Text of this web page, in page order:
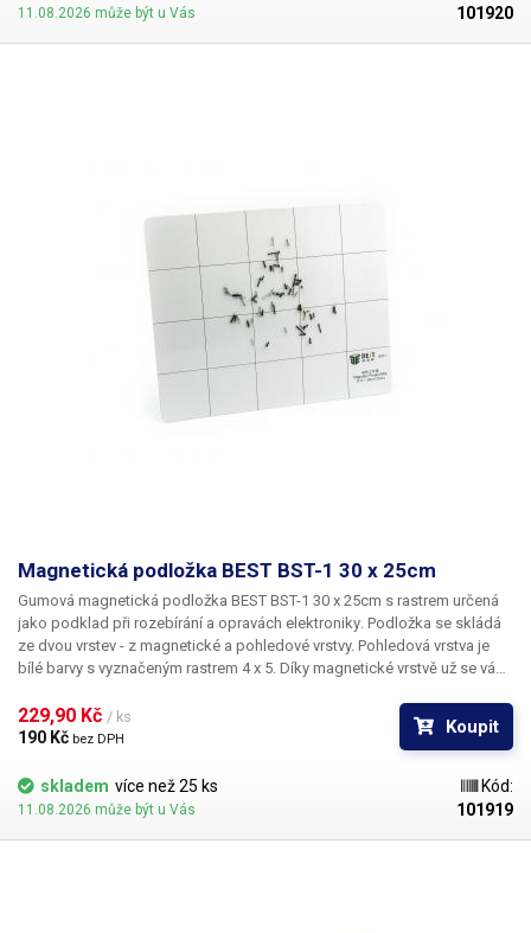
11.08.2026 může být u Vás
101920
Magnetická podložka BEST BST-1 30 x 25cm
Gumová magnetická podložka BEST BST-1 30 x 25cm s rastrem určená
jako podklad při rozebírání a opravách elektroniky. Podložka se skládá
ze dvou vrstev - z magnetické a pohledové vrstvy. Pohledová vrstva je
bílé barvy s vyznačeným rastrem 4 x 5. Díky magnetické vrstvě už se vám
hledání ztracených šroubků po zemi. Jednotlivé sektory lze využít pro
odkládání různých typů šroubků pro snadnější zapamatování jejich
229,90 Kč / ks
190 Kč bez DPH
Koupit
skladem více než 25 ks
11.08.2026 může být u Vás
Kód:
101919